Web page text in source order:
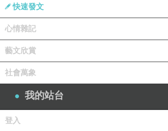
快速發文
心情雜記
藝文欣賞
社會萬象
我的站台
登入